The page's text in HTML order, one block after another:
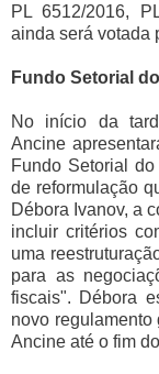
PL 6512/2016,
ainda será votada
Fundo Setorial
No início da
Ancine
Fundo Setorial
de reformulação
Débora Ivanov, a
incluir critérios
uma
para as
fiscais". Débora
novo regulamento
Ancine até o fim